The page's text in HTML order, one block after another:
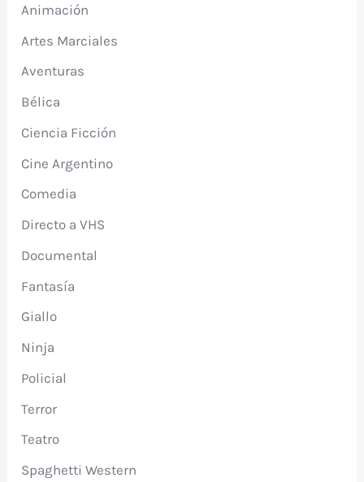
Animación
Artes Marciales
Aventuras
Bélica
Ciencia Ficción
Cine Argentino
Comedia
Directo a VHS
Documental
Fantasía
Giallo
Ninja
Policial
Terror
Teatro
Spaghetti Western